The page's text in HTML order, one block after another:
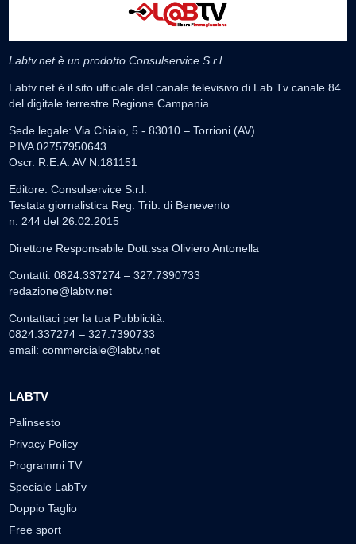
Labtv.net è un prodotto Consulservice S.r.l.
Labtv.net è il sito ufficiale del canale televisivo di Lab Tv canale 84
del digitale terrestre Regione Campania
Sede legale: Via Chiaio, 5 - 83010 – Torrioni (AV)
P.IVA 02757950643
Oscr. R.E.A. AV N.181151
Editore: Consulservice S.r.l.
Testata giornalistica Reg. Trib. di Benevento
n. 244 del 26.02.2015
Direttore Responsabile Dott.ssa Oliviero Antonella
Contatti: 0824.337274 – 327.7390733
redazione@labtv.net
Contattaci per la tua Pubblicità:
0824.337274 – 327.7390733
email: commerciale@labtv.net
LABTV
Palinsesto
Privacy Policy
Programmi TV
Speciale LabTv
Doppio Taglio
Free sport